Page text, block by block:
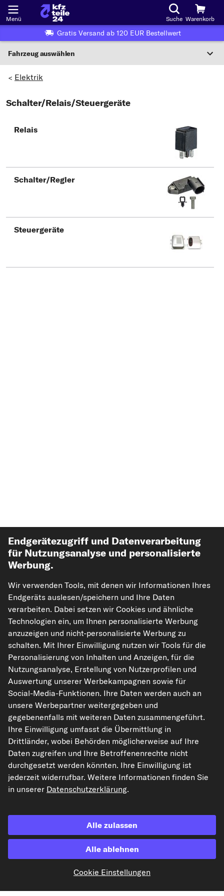
Menü Suche Warenkorb
Gratis Versand ab 120 EUR Bestellwert
Fahrzeug auswählen
Wo finde ich die?
Hersteller wählen
Typ wählen
> Elektrik
Schalter/Relais/Steuergeräte
Relais
Schalter/Regler
Steuergeräte
Top Automarken
Top Produkte
Mehr von kfzteile24
Hilfe & Support
Rechtliches
Akzeptierte Zahlungsarten
Unsere Versandpartner
carpardoo.nl
Endgerätezugriff und Datenverarbeitung
für Nutzungsanalyse und personalisierte
Werbung.
Wir verwenden Tools, mit denen wir Informationen Ihres
Endgeräts auslesen/speichern und Ihre Daten
verarbeiten. Dabei setzen wir Cookies und ähnliche
Technologien ein, um Ihnen personalisierte Werbung
anzuzeigen und nicht-personalisierte Werbung zu
schalten. Mit Ihrer Einwilligung nutzen wir Tools für die
Personalisierung von Inhalten und Anzeigen, für die
Nutzungsanalyse, Erstellung von Nutzerprofilen und
Auswertung unserer Werbekampagnen sowie für
Social-Media-Funktionen. Ihre Daten werden auch an
unsere Werbepartner weitergegeben und
gegebenenfalls mit weiteren Daten zusammengeführt.
Ihre Einwilligung umfasst die Übermittlung in
Drittländer, wobei Behörden möglicherweise auf Ihre
Daten zugreifen und Ihre Betroffenenrechte nicht
durchgesetzt werden könnten. Ihre Einwilligung ist
jederzeit widerrufbar. Weitere Informationen finden Sie
in unserer Datenschutzerklärung.
Alle zulassen
Alle ablehnen
Cookie Einstellungen